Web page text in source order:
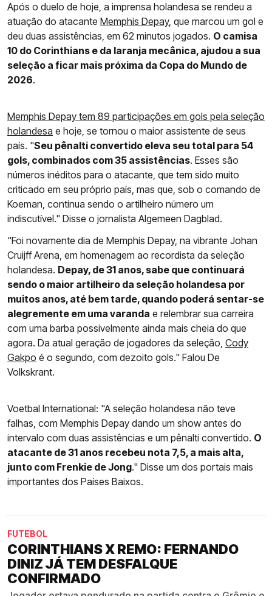
Após o duelo de hoje, a imprensa holandesa se rendeu a
atuação do atacante Memphis Depay, que marcou um gol e
deu duas assistências, em 62 minutos jogados. O camisa
10 do Corinthians e da laranja mecânica, ajudou a sua
seleção a ficar mais próxima da Copa do Mundo de
2026.
Memphis Depay tem 89 participações em gols pela seleção
holandesa e hoje, se tornou o maior assistente de seus
país. "Seu pênalti convertido eleva seu total para 54
gols, combinados com 35 assistências. Esses são
números inéditos para o atacante, que tem sido muito
criticado em seu próprio país, mas que, sob o comando de
Koeman, continua sendo o artilheiro número um
indiscutível." Disse o jornalista Algemeen Dagblad.
"Foi novamente dia de Memphis Depay, na vibrante Johan
Cruijff Arena, em homenagem ao recordista da seleção
holandesa. Depay, de 31 anos, sabe que continuará
sendo o maior artilheiro da seleção holandesa por
muitos anos, até bem tarde, quando poderá sentar-se
alegremente em uma varanda e relembrar sua carreira
com uma barba possivelmente ainda mais cheia do que
agora. Da atual geração de jogadores da seleção, Cody
Gakpo é o segundo, com dezoito gols." Falou De
Volkskrant.
Voetbal International: "A seleção holandesa não teve
falhas, com Memphis Depay dando um show antes do
intervalo com duas assistências e um pênalti convertido. O
atacante de 31 anos recebeu nota 7,5, a mais alta,
junto com Frenkie de Jong." Disse um dos portais mais
importantes dos Países Baixos.
FUTEBOL
CORINTHIANS X REMO: FERNANDO
DINIZ JÁ TEM DESFALQUE
CONFIRMADO